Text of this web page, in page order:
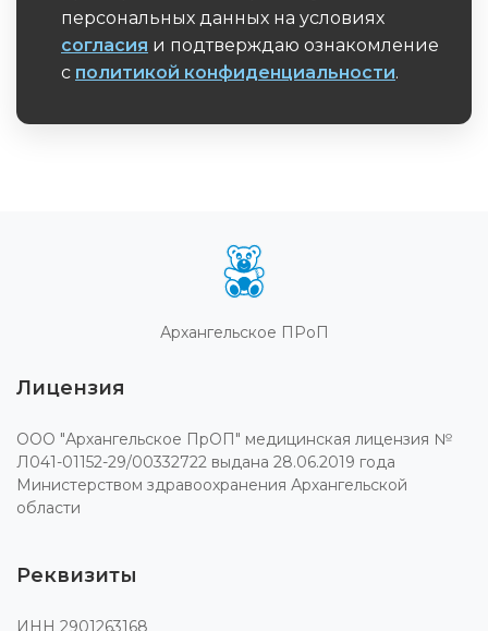
персональных данных на условиях
согласия и подтверждаю ознакомление
с политикой конфиденциальности.
Архангельское ПРоП
Лицензия
ООО "Архангельское ПрОП" медицинская лицензия №
Л041-01152-29/00332722 выдана 28.06.2019 года
Министерством здравоохранения Архангельской
области
Реквизиты
ИНН 2901263168